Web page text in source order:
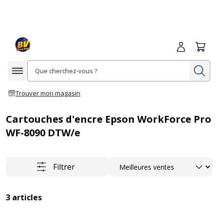
Afficher la navigation
Trouver mon magasin
Me
Cartouches d'encre Epson WorkForce Pro
WF-8090 DTW/e
Filtrer Trier
3 articles